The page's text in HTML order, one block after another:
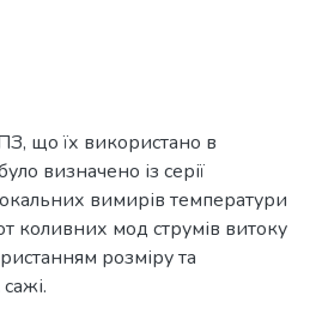
що їх використано в
визначено із серії
вимирів температури
коливних мод струмів витоку
розміру та